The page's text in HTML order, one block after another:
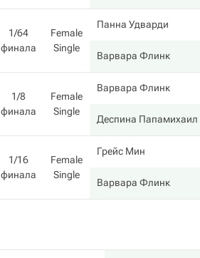
1/64
финала
Female
Single
Панна Удварди
Варвара Флинк
1/8
финала
Female
Single
Варвара Флинк
Деспина Папамихаил
1/16
финала
Female
Single
Грейс Мин
Варвара Флинк